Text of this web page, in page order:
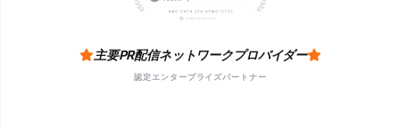
主要PR配信ネットワークプロバイダー
認定エンタープライズパートナー